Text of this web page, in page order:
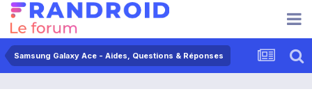
Samsung Galaxy Ace - Aides, Questions & Réponses